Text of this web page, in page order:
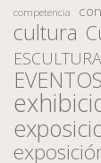
competencia
cultura
ESCULTURA